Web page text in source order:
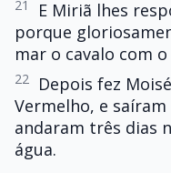
21
E Miriã lhes
porque
mar o cavalo com
22
Depois fez
Vermelho, e
andaram três dias
água.